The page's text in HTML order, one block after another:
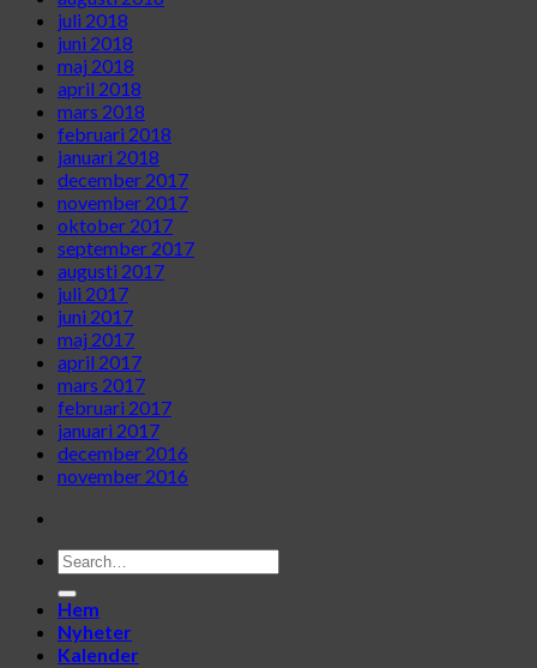
juli 2018
juni 2018
maj 2018
april 2018
mars 2018
februari 2018
januari 2018
december 2017
november 2017
oktober 2017
september 2017
augusti 2017
juli 2017
juni 2017
maj 2017
april 2017
mars 2017
februari 2017
januari 2017
december 2016
november 2016
Hem
Nyheter
Kalender